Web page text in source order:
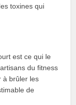
toxines qui
est ce qui le
du fitness
à brûler les
de